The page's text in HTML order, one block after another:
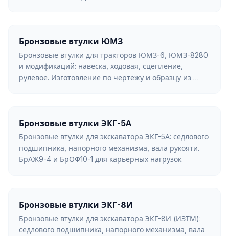
Бронзовые втулки ЮМЗ
Бронзовые втулки для тракторов ЮМЗ-6, ЮМЗ-8280
и модификаций: навеска, ходовая, сцепление,
рулевое. Изготовление по чертежу и образцу из …
Бронзовые втулки ЭКГ-5А
Бронзовые втулки для экскаватора ЭКГ-5А: седлового
подшипника, напорного механизма, вала рукояти.
БрАЖ9-4 и БрОФ10-1 для карьерных нагрузок.
Бронзовые втулки ЭКГ-8И
Бронзовые втулки для экскаватора ЭКГ-8И (ИЗТМ):
седлового подшипника, напорного механизма, вала